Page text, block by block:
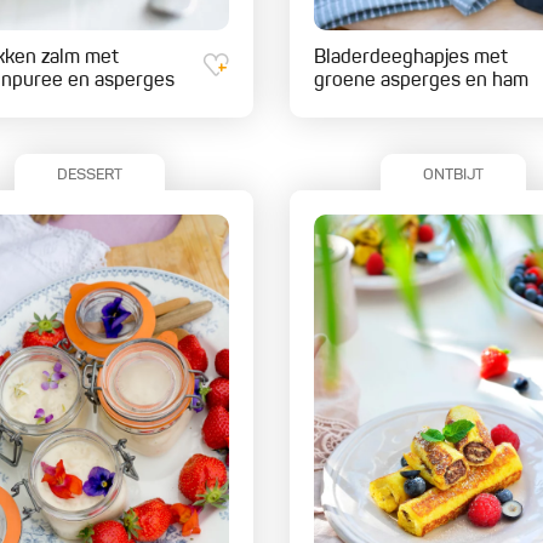
zalm met
en asperges
Bladerdeeghapjes met
groene asperges en ham
DESSERT ONTBIJT